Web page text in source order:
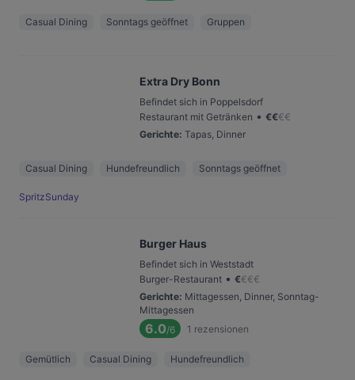
Casual Dining Sonntags geöffnet Gruppen
Extra Dry Bonn
Befindet sich in Poppelsdorf
Restaurant mit Getränken • €€€€
Gerichte: Tapas, Dinner
Casual Dining Hundefreundlich Sonntags geöffnet
SpritzSunday
Burger Haus
Befindet sich in Weststadt
Burger-Restaurant • €€€€
Gerichte: Mittagessen, Dinner, Sonntag-
Mittagessen
6.0/6 1 rezensionen
Gemütlich Casual Dining Hundefreundlich